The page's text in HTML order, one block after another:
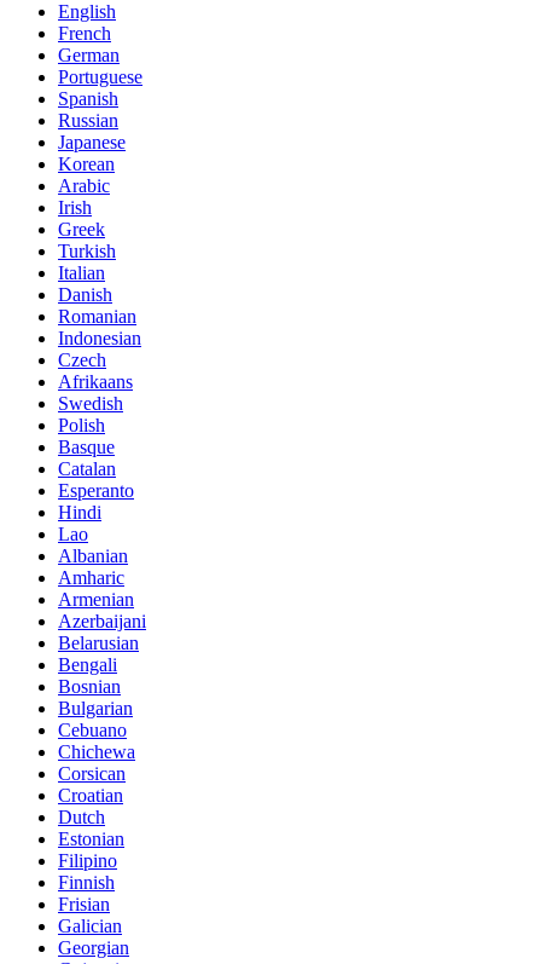
English
French
German
Portuguese
Spanish
Russian
Japanese
Korean
Arabic
Irish
Greek
Turkish
Italian
Danish
Romanian
Indonesian
Czech
Afrikaans
Swedish
Polish
Basque
Catalan
Esperanto
Hindi
Lao
Albanian
Amharic
Armenian
Azerbaijani
Belarusian
Bengali
Bosnian
Bulgarian
Cebuano
Chichewa
Corsican
Croatian
Dutch
Estonian
Filipino
Finnish
Frisian
Galician
Georgian